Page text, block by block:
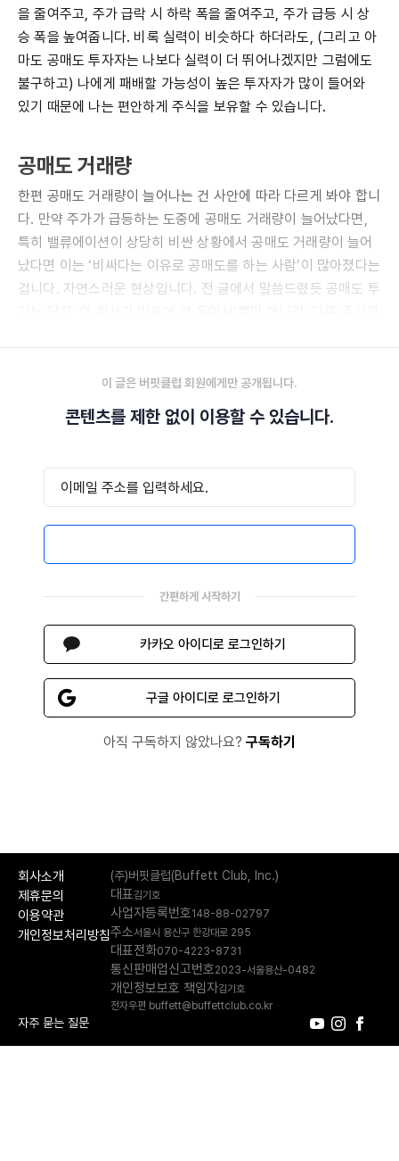
을 줄여주고, 주가 급락 시 하락 폭을 줄여주고, 주가 급등 시 상
승 폭을 높여줍니다. 비록 실력이 비슷하다 하더라도, (그리고 아
마도 공매도 투자자는 나보다 실력이 더 뛰어나겠지만 그럼에도
불구하고) 나에게 패배할 가능성이 높은 투자자가 많이 들어와
있기 때문에 나는 편안하게 주식을 보유할 수 있습니다.
공매도 거래량
한편 공매도 거래량이 늘어나는 건 사안에 따라 다르게 봐야 합니
다. 만약 주가가 급등하는 도중에 공매도 거래량이 늘어났다면,
특히 밸류에이션이 상당히 비싼 상황에서 공매도 거래량이 늘어
났다면 이는 ‘비싸다는 이유로 공매도를 하는 사람’이 많아졌다는
겁니다. 자연스러운 현상입니다. 전 글에서 말씀드렸듯 공매도 투
이 글은 버핏클럽 회원에게만 공개됩니다.
콘텐츠를 제한 없이 이용할 수 있습니다.
간편하게 시작하기
카카오 아이디로 로그인하기
구글 아이디로 로그인하기
아직 구독하지 않았나요? 구독하기
회사소개
제휴문의
이용약관
개인정보처리방침
(주)버핏클럽(Buffett Club, Inc.)
대표김기호
사업자등록번호148-88-02797
주소서울시 용산구 한강대로 295
대표전화070-4223-8731
통신판매업신고번호2023-서울용산-0482
개인정보보호 책임자김기호
전자우편 buffett@buffettclub.co.kr
자주 묻는 질문